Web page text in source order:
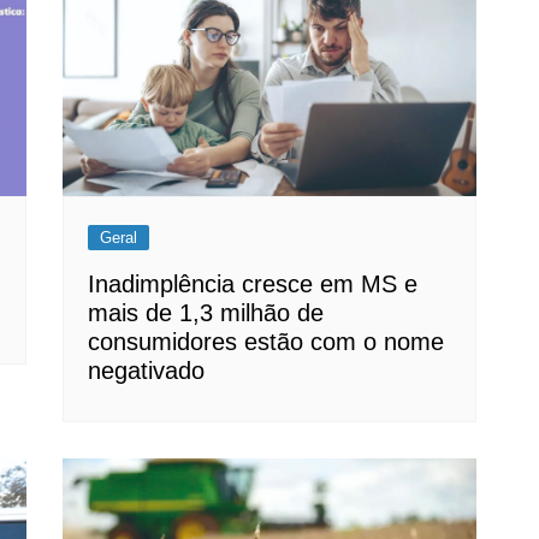
Geral
Inadimplência cresce em MS e
mais de 1,3 milhão de
consumidores estão com o nome
negativado